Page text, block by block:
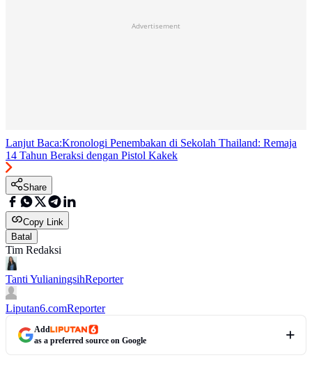
Advertisement
Lanjut Baca:Kronologi Penembakan di Sekolah Thailand: Remaja
14 Tahun Beraksi dengan Pistol Kakek
Share
Copy Link
Batal
Tim Redaksi
Tanti YulianingsihReporter
Liputan6.comReporter
Add
as a preferred source on Google